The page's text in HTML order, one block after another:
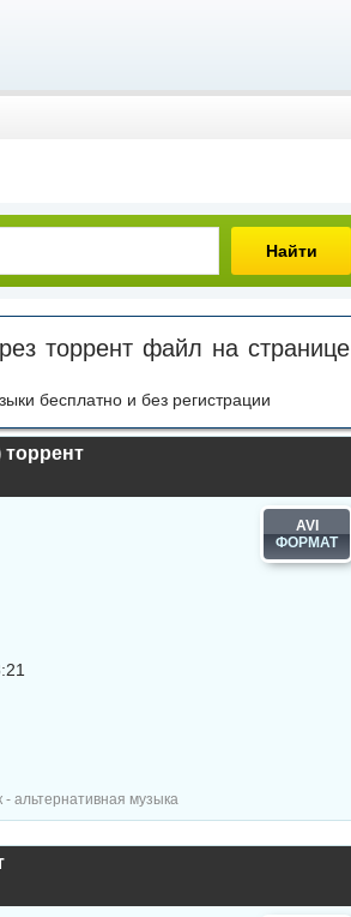
Найти
торрент файл на странице
бесплатно и без регистрации
торрент
AVI
альтернативная музыка